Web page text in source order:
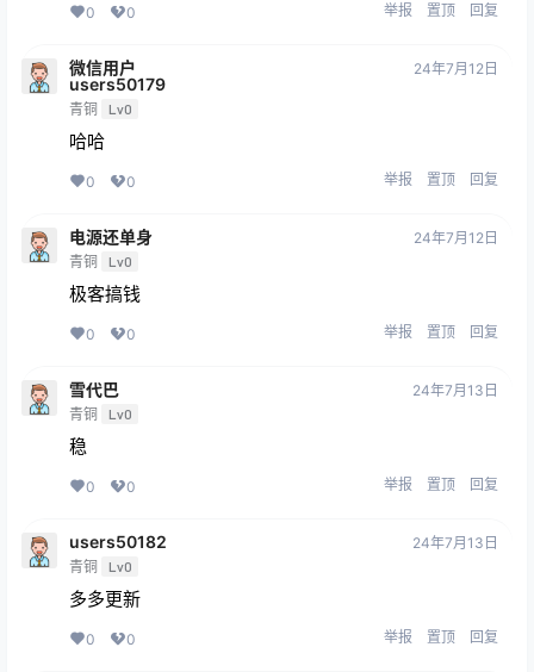
0 0 举报 置顶 回复
微信用户
users50179
青铜 Lv0
24年7月12日
哈哈
0 0 举报 置顶 回复
电源还单身
青铜 Lv0
24年7月12日
极客搞钱
0 0 举报 置顶 回复
雪代巴
青铜 Lv0
24年7月13日
稳
0 0 举报 置顶 回复
users50182
青铜 Lv0
24年7月13日
多多更新
0 0 举报 置顶 回复